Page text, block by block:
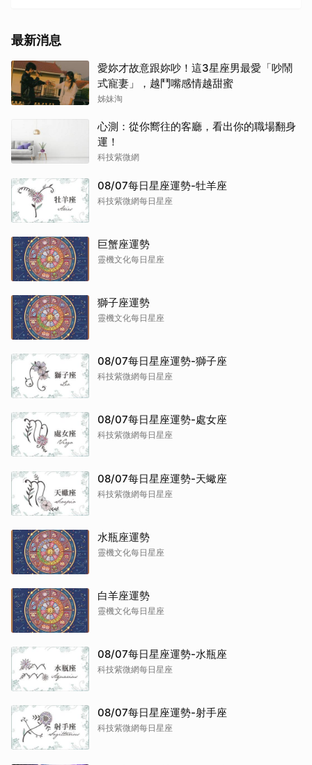
最新消息
愛妳才故意跟妳吵！這3星座男最愛「吵鬧
式寵妻」，越鬥嘴感情越甜蜜
姊妹淘
心測：從你嚮往的客廳，看出你的職場翻身
運！
科技紫微網
08/07每日星座運勢-牡羊座
科技紫微網每日星座
巨蟹座運勢
靈機文化每日星座
獅子座運勢
靈機文化每日星座
08/07每日星座運勢-獅子座
科技紫微網每日星座
08/07每日星座運勢-處女座
科技紫微網每日星座
08/07每日星座運勢-天蠍座
科技紫微網每日星座
水瓶座運勢
靈機文化每日星座
白羊座運勢
靈機文化每日星座
08/07每日星座運勢-水瓶座
科技紫微網每日星座
08/07每日星座運勢-射手座
科技紫微網每日星座